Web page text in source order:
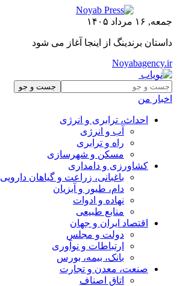
جمعه, ۱۶ مرداد ۱۴۰۵
داستان برندینگ از اینجا آغاز می شود
Noyabagency.ir
اخبار من
احداث، ترابری و انرژی
آب و انرژی
راه و ترابری
مسکن و شهرسازی
کشاورزی و دامداری
باغبانی، زراعت و گیاهان دارویی
دام، طیور و آبزیان
نهاده و ادوات
منابع طبیعی
اقتصاد ایران و جهان
دولت و مجلس
ارتباطات و نوآوری
بانک، بیمه، بورس
صنعت، معدن و تجارت
اتاق اصناف